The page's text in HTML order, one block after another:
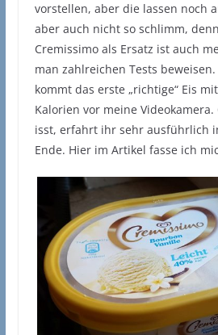
vorstellen, aber die lassen noch
aber auch nicht so schlimm,
Cremissimo als Ersatz ist auch
man zahlreichen Tests
kommt das erste „richtige“ Eis
Kalorien vor meine
isst, erfahrt ihr sehr ausführlich
Ende. Hier im Artikel fasse ich